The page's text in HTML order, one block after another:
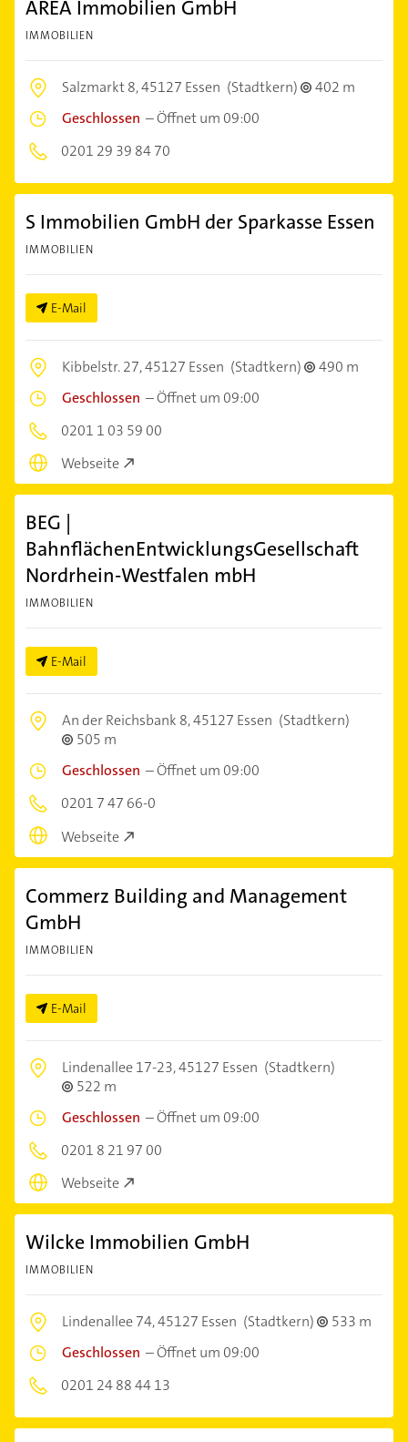
AREA Immobilien GmbH
IMMOBILIEN
Salzmarkt 8,45127 Essen (Stadtkern)
402 m
Geschlossen –Öffnet um 09:00
0201 29 39 84 70
S Immobilien GmbH der Sparkasse Essen
IMMOBILIEN
E-Mail
Kibbelstr. 27,45127 Essen (Stadtkern)
490 m
Geschlossen –Öffnet um 09:00
0201 1 03 59 00
Webseite
BEG |
BahnflächenEntwicklungsGesellschaft
Nordrhein-Westfalen mbH
IMMOBILIEN
E-Mail
An der Reichsbank 8,45127 Essen (Stadtkern)
505 m
Geschlossen –Öffnet um 09:00
0201 7 47 66-0
Webseite
Commerz Building and Management
GmbH
IMMOBILIEN
E-Mail
Lindenallee 17-23,45127 Essen (Stadtkern)
522 m
Geschlossen –Öffnet um 09:00
0201 8 21 97 00
Webseite
Wilcke Immobilien GmbH
IMMOBILIEN
Lindenallee 74,45127 Essen (Stadtkern)
533 m
Geschlossen –Öffnet um 09:00
0201 24 88 44 13